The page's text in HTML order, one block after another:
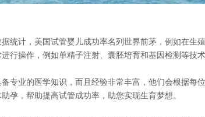
计，美国试管婴儿成功率名列世界前茅，例如在生
行操作，例如单精子注射、囊胚培育和基因检测等技
业的医学知识，而且经验非常丰富，他们会根据每
孕，帮助提高试管成功率，助您实现生育梦想。